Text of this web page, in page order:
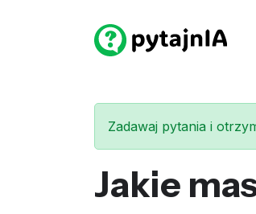
Zadawaj pytania i
Jakie